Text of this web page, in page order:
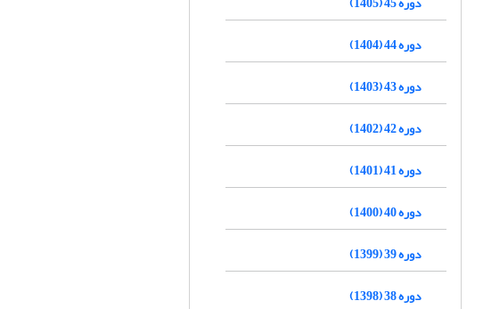
دوره 44 (1404)
دوره 43 (1403)
دوره 42 (1402)
دوره 41 (1401)
دوره 40 (1400)
دوره 39 (1399)
دوره 38 (1398)